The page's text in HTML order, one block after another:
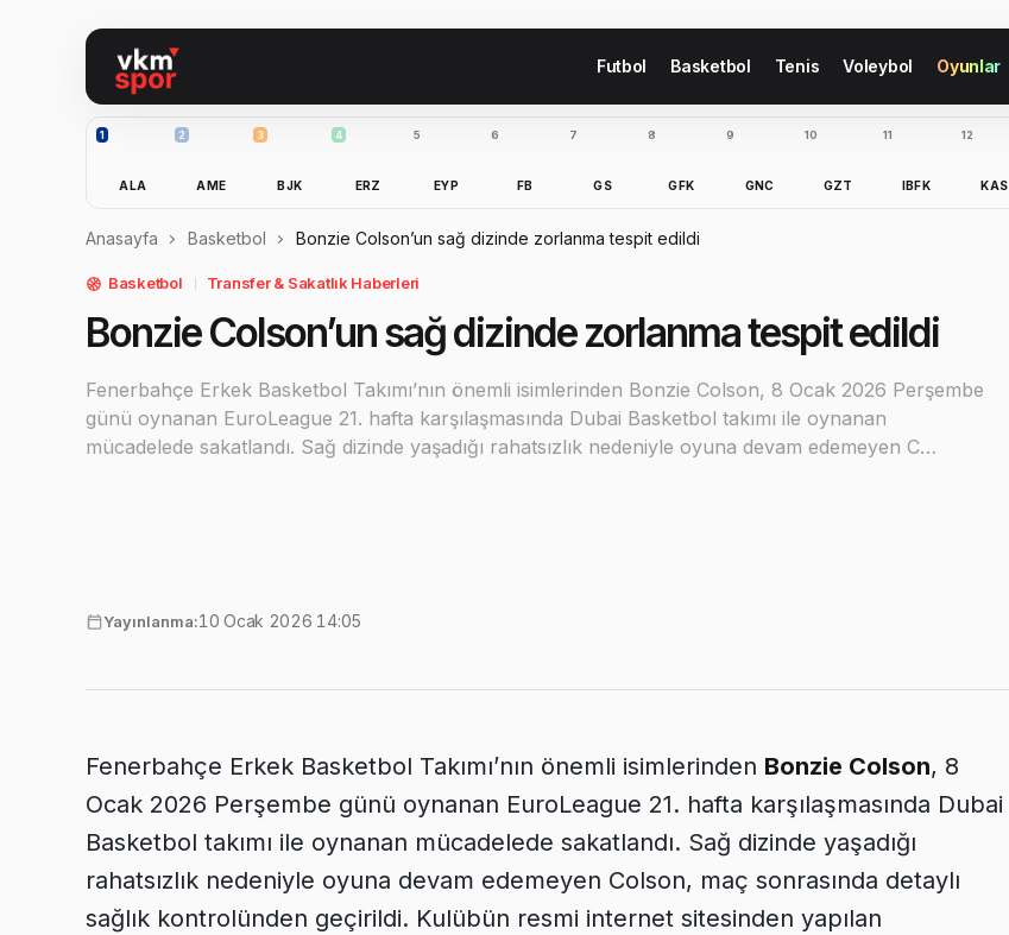
Futbol Basketbol Tenis Voleybol Oyunlar
1
ALA
2
AME
3
BJK
4
ERZ
5
EYP
6
FB
7
GS
8
GFK
9
GNC
10
GZT
11
IBFK
12
KAS
Anasayfa Basketbol Bonzie Colson’un sağ dizinde zorlanma tespit edildi
Basketbol Transfer & Sakatlık Haberleri
Bonzie Colson’un sağ dizinde zorlanma tespit edildi
Fenerbahçe Erkek Basketbol Takımı’nın önemli isimlerinden Bonzie Colson, 8 Ocak 2026 Perşembe
günü oynanan EuroLeague 21. hafta karşılaşmasında Dubai Basketbol takımı ile oynanan
mücadelede sakatlandı. Sağ dizinde yaşadığı rahatsızlık nedeniyle oyuna devam edemeyen C…
Yayınlanma:10 Ocak 2026 14:05
Fenerbahçe Erkek Basketbol Takımı’nın önemli isimlerinden Bonzie Colson, 8
Ocak 2026 Perşembe günü oynanan EuroLeague 21. hafta karşılaşmasında Dubai
Basketbol takımı ile oynanan mücadelede sakatlandı. Sağ dizinde yaşadığı
rahatsızlık nedeniyle oyuna devam edemeyen Colson, maç sonrasında detaylı
sağlık kontrolünden geçirildi. Kulübün resmi internet sitesinden yapılan